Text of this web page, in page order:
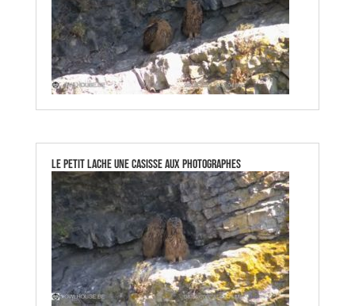
Le petit lache une casisse aux photographes